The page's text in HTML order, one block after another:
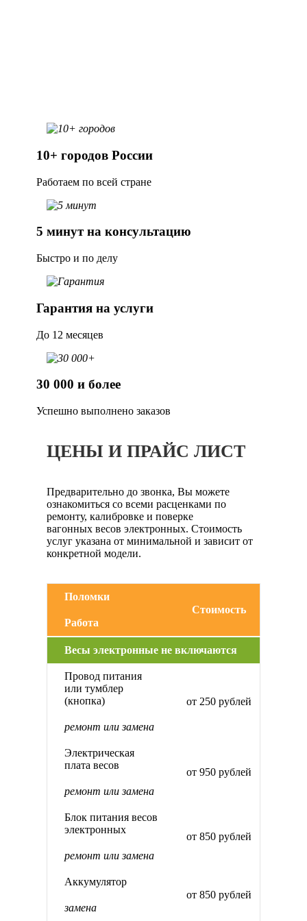
10+ городов России
Работаем по всей стране
5 минут на консультацию
Быстро и по делу
Гарантия на услуги
До 12 месяцев
30 000 и более
Успешно выполнено заказов
ЦЕНЫ И ПРАЙС ЛИСТ
Предварительно до звонка, Вы можете
ознакомиться со всеми расценками по
ремонту, калибровке и поверке
вагонных весов электронных. Стоимость
услуг указана от минимальной и зависит от
конкретной модели.
Поломки
Работа
Стоимость
Весы электронные не включаются
Провод питания
или тумблер
(кнопка)
ремонт или замена
от 250 рублей
Электрическая
плата весов
ремонт или замена
от 950 рублей
Блок питания весов
электронных
ремонт или замена
от 850 рублей
Аккумулятор
замена
от 850 рублей